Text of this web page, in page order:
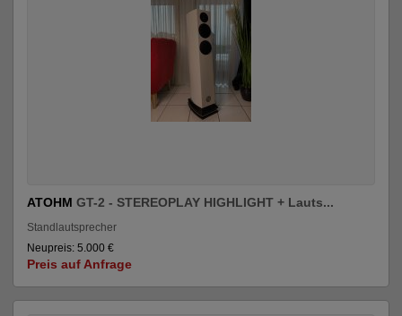
ATOHM GT-2 - STEREOPLAY HIGHLIGHT + Lauts...
Standlautsprecher
Neupreis: 5.000 €
Preis auf Anfrage